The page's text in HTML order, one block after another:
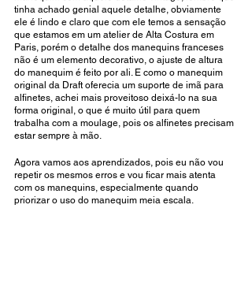
tinha achado genial aquele detalhe, obviamente
ele é lindo e claro que com ele temos a sensação
que estamos em um atelier de Alta Costura em
Paris, porém o detalhe dos manequins franceses
não é um elemento decorativo, o ajuste de altura
do manequim é feito por ali. E como o manequim
original da Draft oferecia um suporte de imã para
alfinetes, achei mais proveitoso deixá-lo na sua
forma original, o que é muito útil para quem
trabalha com a moulage, pois os alfinetes precisam
estar sempre à mão.
Agora vamos aos aprendizados, pois eu não vou
repetir os mesmos erros e vou ficar mais atenta
com os manequins, especialmente quando
priorizar o uso do manequim meia escala.